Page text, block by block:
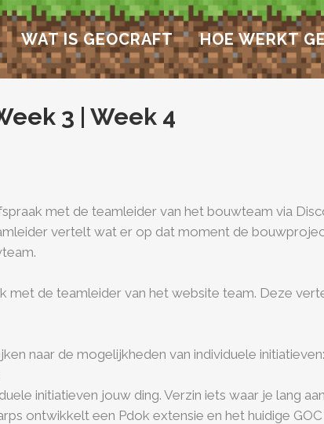
WAT IS GEOCRAFT HOE WERKT
3 Week 4
met de teamleider van het bouwteam via
vertelt wat er op dat moment de
met de teamleider van het website team. Deze
naar de mogelijkheden van individuele
initiatieven jouw ding. Verzin iets waar je lang
ontwikkelt een Pdok extensie en het huidige